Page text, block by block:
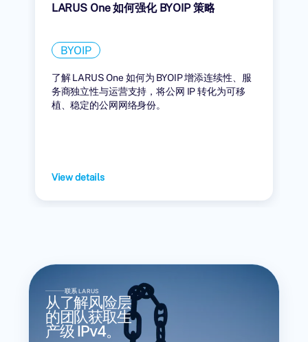
LARUS One 如何强化 BYOIP 策略
BYOIP
了解 LARUS One 如何为 BYOIP 增添连续性、服
务商独立性与运营支持，将公网 IP 转化为可移
植、稳定的公网网络身份。
View details
联系 LARUS
从了解风险层
的团队获取生
产级 IPv4。